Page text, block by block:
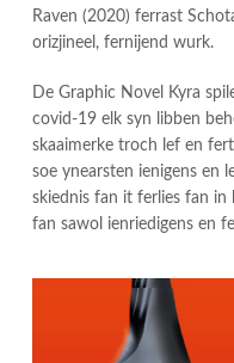
Raven (2020) ferrast
orizjineel, fernijend wurk.
De Graphic Novel Kyra
covid-19 elk syn libben
skaaimerke troch lef en
soe ynearsten ienigens en
skiednis fan it ferlies fan in
fan sawol ienriedigens en